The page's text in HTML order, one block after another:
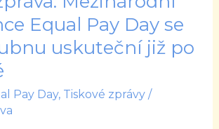
Equal Pay Day se
uskuteční již po
Pay Day, Tiskové zprávy/